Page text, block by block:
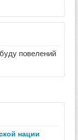
повелений
нации